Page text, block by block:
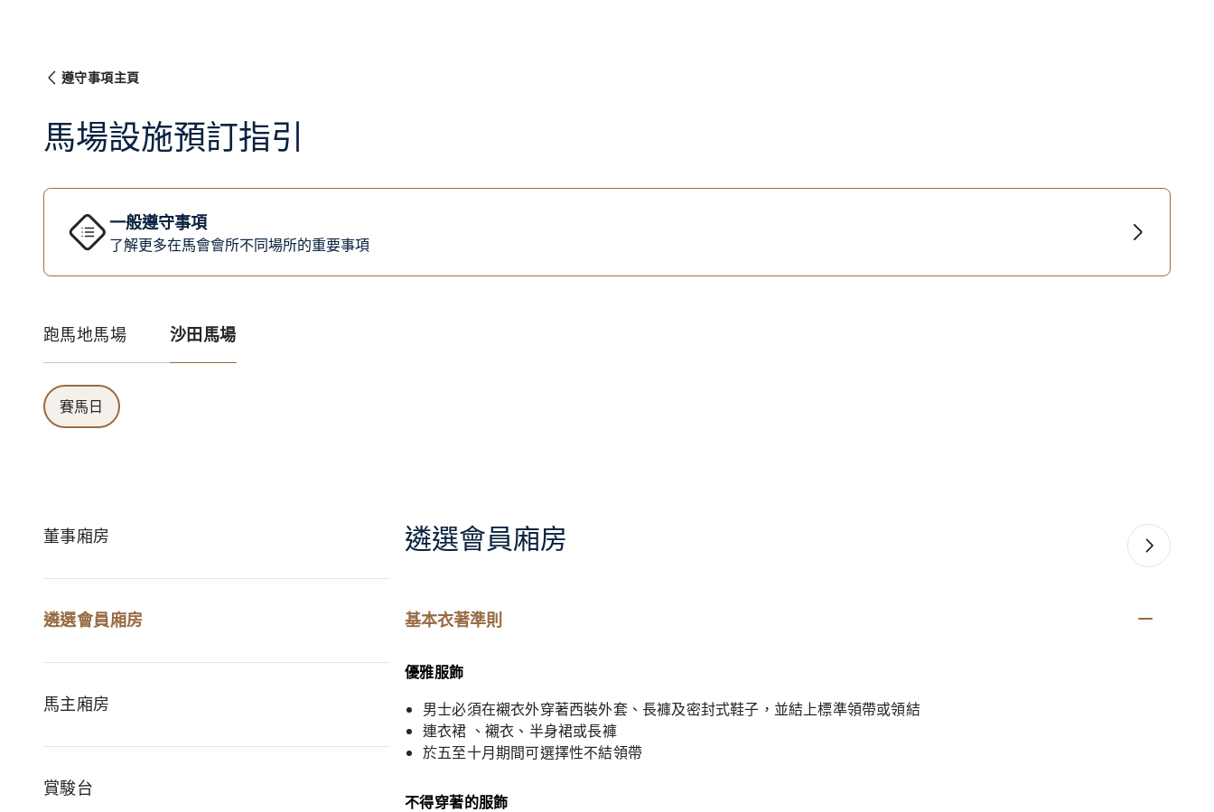
遵守事項主頁
馬場設施預訂指引
一般遵守事項
了解更多在馬會會所不同場所的重要事項
跑馬地馬場 沙田馬場
賽馬日
董事廂房
遴選會員廂房
馬主廂房
賞駿台
遴選會員廂房
基本衣著準則
優雅服飾
男士必須在襯衣外穿著西裝外套、長褲及密封式鞋子，並結上標準領帶或領結
連衣裙 、襯衣、半身裙或長褲
於五至十月期間可選擇性不結領帶
不得穿著的服飾